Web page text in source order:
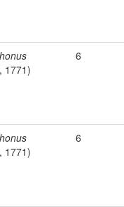
1771)
6
1771)
6